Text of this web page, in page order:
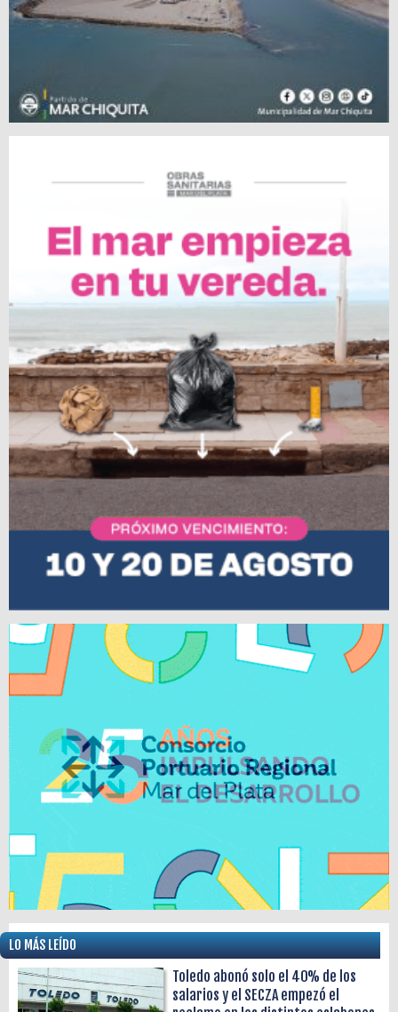
LO MÁS LEÍDO
Toledo abonó solo el 40% de los
salarios y el SECZA empezó el